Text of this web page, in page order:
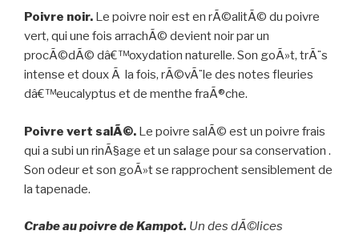
Poivre noir. Le poivre noir est en rÃ©alitÃ© du poivre
vert, qui une fois arrachÃ© devient noir par un
procÃ©dÃ© dâ€™oxydation naturelle. Son goÃ»t, trÃ¨s
intense et doux Ã la fois, rÃ©vÃ¨le des notes fleuries
dâ€™eucalyptus et de menthe fraÃ®che.
Poivre vert salÃ©. Le poivre salÃ© est un poivre frais
qui a subi un rinÃ§age et un salage pour sa conservation .
Son odeur et son goÃ»t se rapprochent sensiblement de
la tapenade.
Crabe au poivre de Kampot. Un des dÃ©lices